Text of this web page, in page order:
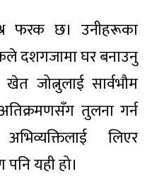
फरक छ। उनीहरूका
दशगजामा घर बनाउनु
जोत्नुलाई सार्वभौम
तुलना गर्न
अभिव्यक्तिलाई लिएर
यही हो।